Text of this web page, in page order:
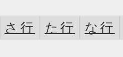
さ行 た行 な行